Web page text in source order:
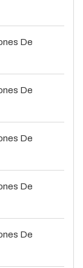
De
De
De
De
De